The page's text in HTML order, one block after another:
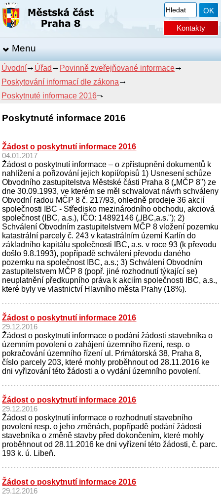
Kontakty
Menu
Úvodní Úřad
Povinně zveřejňované informace
Poskytování informací dle zákona
Poskytnuté informace 2016
Poskytnuté informace 2016
Žádost o poskytnutí informace 2016
04.01.2017
Žádost o poskytnutí informace – o zpřístupnění dokumentů k
nahlížení a pořizování jejich kopií/opisů 1) Usnesení schůze
Obvodního zastupitelstva Městské části Praha 8 („MČP 8") ze
dne 30.09.1993, ve kterém se měl schvalovat návrh schváleny
Obvodní radou MČP 8 č. 217/93, ohledně prodeje 36 akcií
společnosti IBC - Středisko mezinárodního obchodu, akciová
společnost (IBC, a.s.), IČO: 14892146 („IBC,a.s."); 2)
Schválení Obvodním zastupitelstvem MČP 8 vložení pozemku
katastrální parcely č. 243 v katastrálním území Karlín do
základního kapitálu společnosti IBC, a.s. v roce 93 (k převodu
došlo 9.8.1993), popřípadě schválení převodu daného
pozemku na společnost IBC, a.s.; 3) Schválení Obvodním
zastupitelstvem MČP 8 (popř. jiné rozhodnutí týkající se)
neuplatnění předkupního práva k akciím společnosti IBC, a.s.,
které byly ve vlastnictví Hlavního města Prahy (18%).
Žádost o poskytnutí informace 2016
29.12.2016
Žádost o poskytnutí informace o podání žádosti stavebníka o
územním povolení o zahájení územního řízení, resp. o
pokračování územního řízení ul. Primátorská 38, Praha 8,
číslo parcely 203, které mohly proběhnout od 28.11.2016 ke
dni vyřizování této žádosti a o vydání územního povolení.
Žádost o poskytnutí informace 2016
29.12.2016
Žádost o poskytnutí informace o rozhodnutí stavebního
povolení resp. o jeho změnách, popřípadě podání žádosti
stavebníka o změně stavby před dokončením, které mohly
proběhnout od 28.11.2016 ke dni vyřízení této žádosti, č. parc.
193 k. ú. Libeň.
Žádost o poskytnutí informace 2016
29.12.2016